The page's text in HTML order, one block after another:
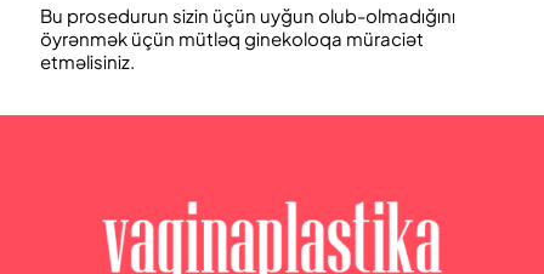
Bu prosedurun sizin üçün uyğun olub-olmadığını
öyrənmək üçün mütləq ginekoloqa müraciət
etməlisiniz.